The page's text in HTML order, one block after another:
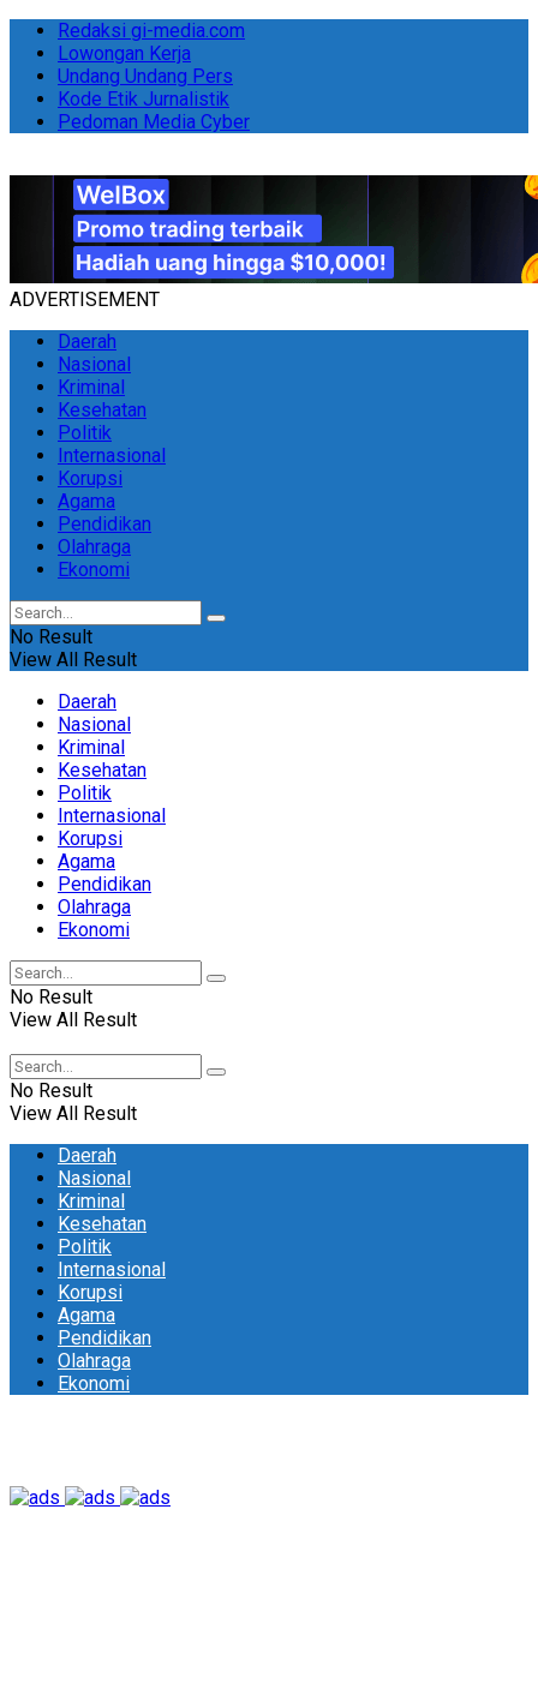
Redaksi gi-media.com
Lowongan Kerja
Undang Undang Pers
Kode Etik Jurnalistik
Pedoman Media Cyber
ADVERTISEMENT
Daerah
Nasional
Kriminal
Kesehatan
Politik
Internasional
Korupsi
Agama
Pendidikan
Olahraga
Ekonomi
No Result
View All Result
Daerah
Nasional
Kriminal
Kesehatan
Politik
Internasional
Korupsi
Agama
Pendidikan
Olahraga
Ekonomi
No Result
View All Result
No Result
View All Result
Daerah
Nasional
Kriminal
Kesehatan
Politik
Internasional
Korupsi
Agama
Pendidikan
Olahraga
Ekonomi